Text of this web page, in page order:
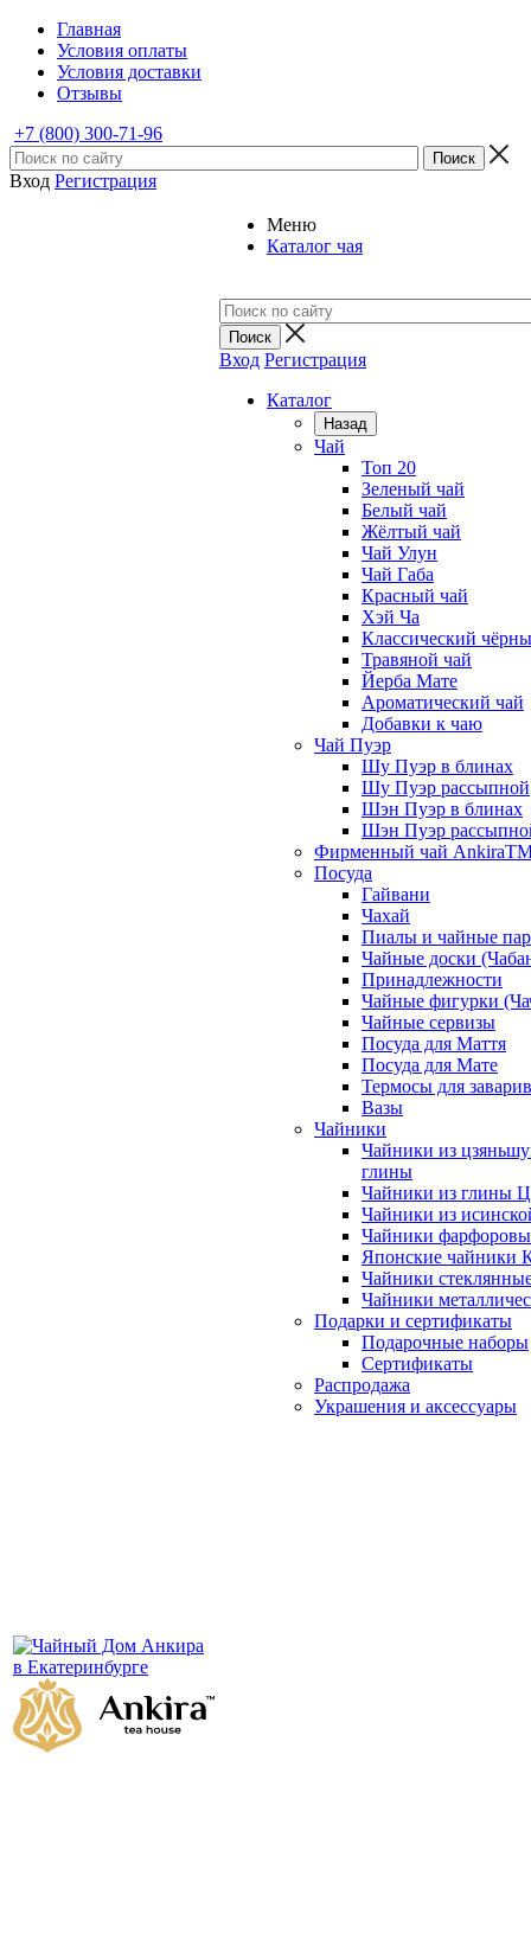
Главная
Условия оплаты
Условия доставки
Отзывы
+7 (800) 300-71-96
Вход Регистрация
Меню
Каталог чая
Вход Регистрация
Каталог
Назад
Чай
Топ 20
Зеленый чай
Белый чай
Жёлтый чай
Чай Улун
Чай Габа
Красный чай
Хэй Ча
Классический
Травяной чай
Йерба Мате
Ароматический чай
Добавки к чаю
Чай Пуэр
Шу Пуэр в блинах
Шу Пуэр рассыпной
Шэн Пуэр в блинах
Шэн Пуэр
Фирменный чай
Посуда
Гайвани
Чахай
Пиалы и чайные
Чайные доски
Принадлежности
Чайные фигурки
Чайные сервизы
Посуда для Маття
Посуда для Мате
Термосы для
Вазы
Чайники
Чайники из
глины
Чайники из глины
Чайники из
Чайники
Японские чайники
Чайники
Чайники
Подарки и сертификаты
Подарочные наборы
Сертификаты
Распродажа
Украшения и аксессуары